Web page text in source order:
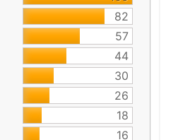
82
57
44
30
26
18
16